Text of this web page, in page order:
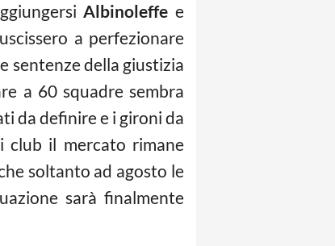
Albinoleffe e
a perfezionare
sentenze della giustizia
a 60 squadre sembra
da definire e i gironi da
club il mercato rimane
soltanto ad agosto le
sarà finalmente